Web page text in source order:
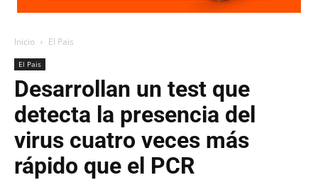
Inicio El Pais
El Pais
Desarrollan un test que
detecta la presencia del
virus cuatro veces más
rápido que el PCR